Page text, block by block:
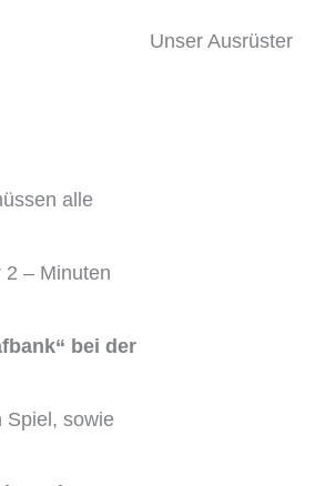
alle
2 – Minuten
bei der
Spiel, sowie
Unser Ausrüster